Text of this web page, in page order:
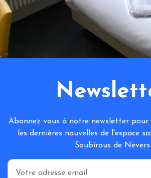
Abonnez vous à notre newsletter pour
les dernières nouvelles de l'espace
Soubirous de Nevers